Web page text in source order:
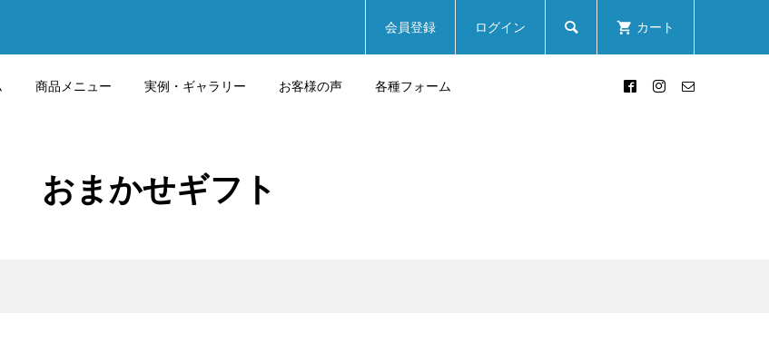
会員登録 ログイン  カート
商品メニュー 実例・ギャラリー お客様の声 各種フォーム
おまかせギフト